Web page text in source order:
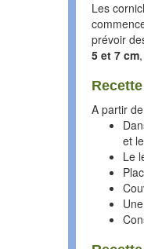
Les
prévoir
5 et 7 cm
A partir
et
Le